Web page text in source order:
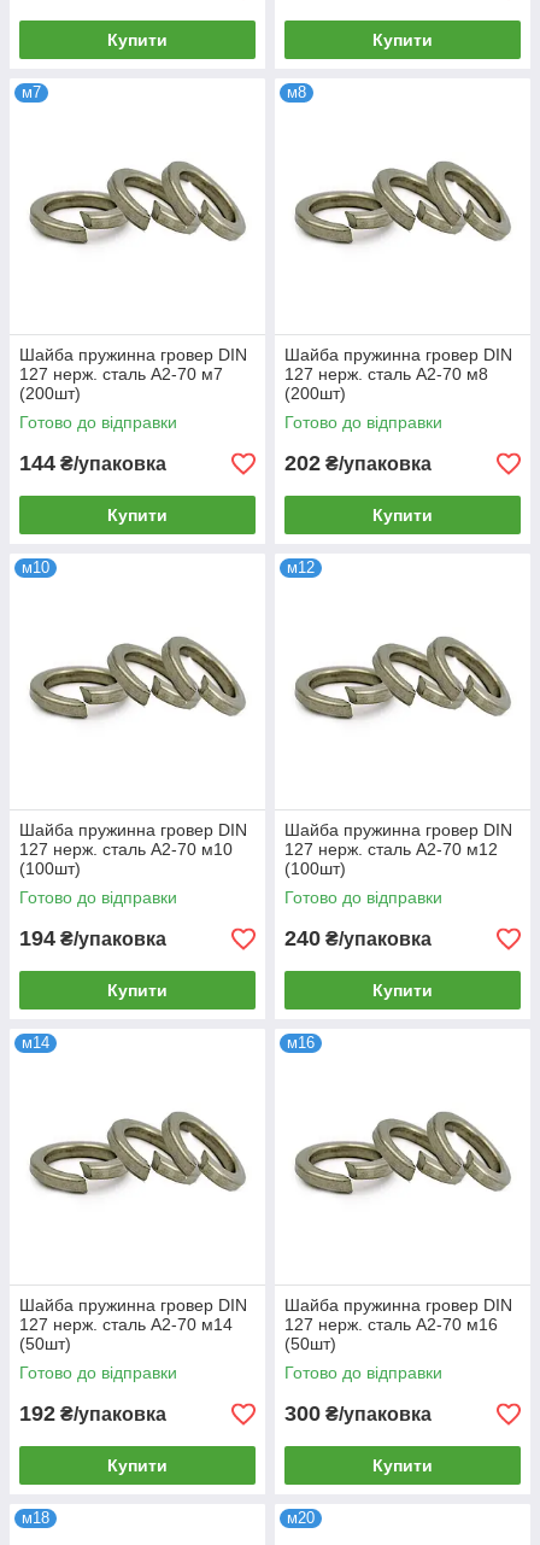
Купити Купити
м7
Шайба пружинна гровер DIN
127 нерж. сталь А2-70 м7
(200шт)
Готово до відправки
144 ₴/упаковка
Купити
м8
Шайба пружинна гровер DIN
127 нерж. сталь А2-70 м8
(200шт)
Готово до відправки
202 ₴/упаковка
Купити
м10
Шайба пружинна гровер DIN
127 нерж. сталь А2-70 м10
(100шт)
Готово до відправки
194 ₴/упаковка
Купити
м12
Шайба пружинна гровер DIN
127 нерж. сталь А2-70 м12
(100шт)
Готово до відправки
240 ₴/упаковка
Купити
м14
Шайба пружинна гровер DIN
127 нерж. сталь А2-70 м14
(50шт)
Готово до відправки
192 ₴/упаковка
Купити
м16
Шайба пружинна гровер DIN
127 нерж. сталь А2-70 м16
(50шт)
Готово до відправки
300 ₴/упаковка
Купити
м18 м20